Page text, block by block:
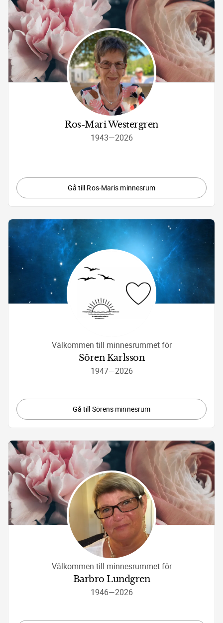
Ros-Mari Westergren
1943—2026
Gå till Ros-Maris minnesrum
Välkommen till minnesrummet för
Sören Karlsson
1947—2026
Gå till Sörens minnesrum
Välkommen till minnesrummet för
Barbro Lundgren
1946—2026